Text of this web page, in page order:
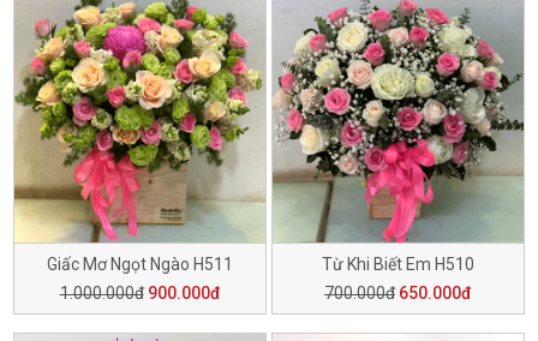
Giấc Mơ Ngọt Ngào H511
1.000.000đ 900.000đ
Từ Khi Biết Em H510
700.000đ 650.000đ